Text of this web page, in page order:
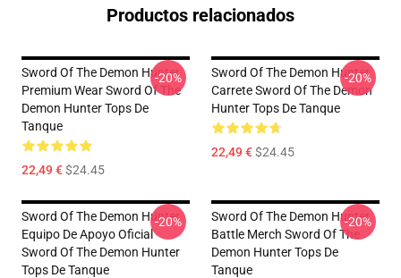
Productos relacionados
Sword Of The Demon Hunter
Premium Wear Sword Of The
Demon Hunter Tops De
Tanque
22,49 €$24.45
-20%
Sword Of The Demon Hunter
Carrete Sword Of The Demon
Hunter Tops De Tanque
22,49 €$24.45
-20%
Sword Of The Demon Hunter
Equipo De Apoyo Oficial
Sword Of The Demon Hunter
Tops De Tanque
-20%
Sword Of The Demon Hunter
Battle Merch Sword Of The
Demon Hunter Tops De
Tanque
-20%